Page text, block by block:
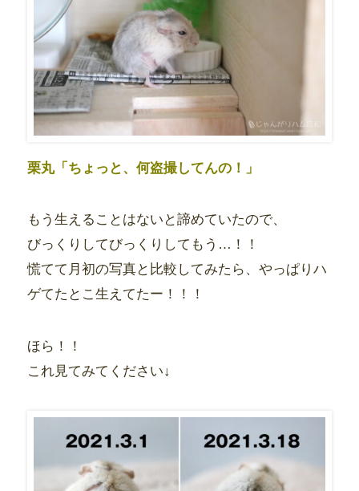
栗丸「ちょっと、何盗撮してんの！」
もう生えることはないと諦めていたので、
びっくりしてびっくりしてもう…！！
慌てて月初の写真と比較してみたら、やっぱりハ
ゲてたとこ生えてたー！！！
ほら！！
これ見てみてください↓